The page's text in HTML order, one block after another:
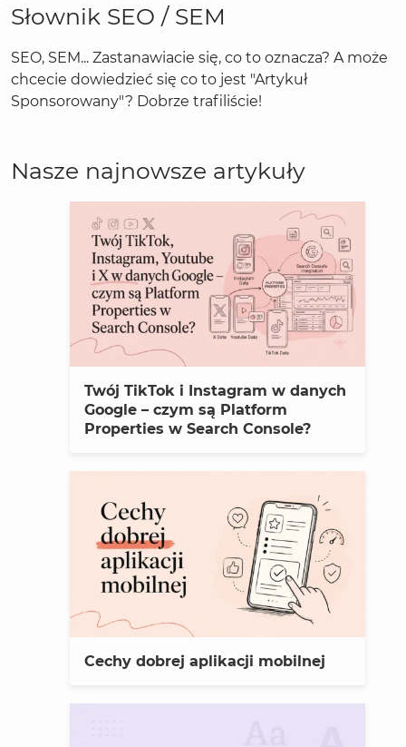
Słownik SEO / SEM
SEO, SEM... Zastanawiacie się, co to oznacza? A może
chcecie dowiedzieć się co to jest "Artykuł
Sponsorowany"? Dobrze trafiliście!
Nasze najnowsze artykuły
Twój TikTok i Instagram w danych
Google – czym są Platform
Properties w Search Console?
Cechy dobrej aplikacji mobilnej